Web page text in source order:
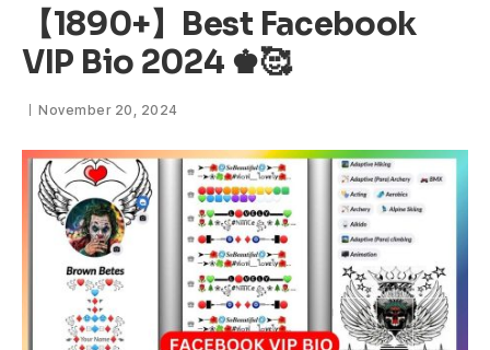
【1890+】Best Facebook
VIP Bio 2024 ♚🥰
November 20, 2024